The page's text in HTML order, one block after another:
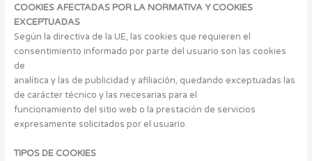
COOKIES AFECTADAS POR LA NORMATIVA Y COOKIES
EXCEPTUADAS
Según la directiva de la UE, las cookies que requieren el
consentimiento informado por parte del usuario son las cookies
de
analítica y las de publicidad y afiliación, quedando exceptuadas las
de carácter técnico y las necesarias para el
funcionamiento del sitio web o la prestación de servicios
expresamente solicitados por el usuario.
TIPOS DE COOKIES